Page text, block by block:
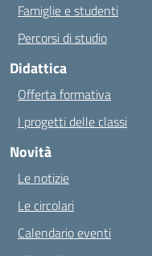
Famiglie e studenti
Percorsi di studio
Didattica
Offerta formativa
I progetti delle classi
Novità
Le notizie
Le circolari
Calendario eventi